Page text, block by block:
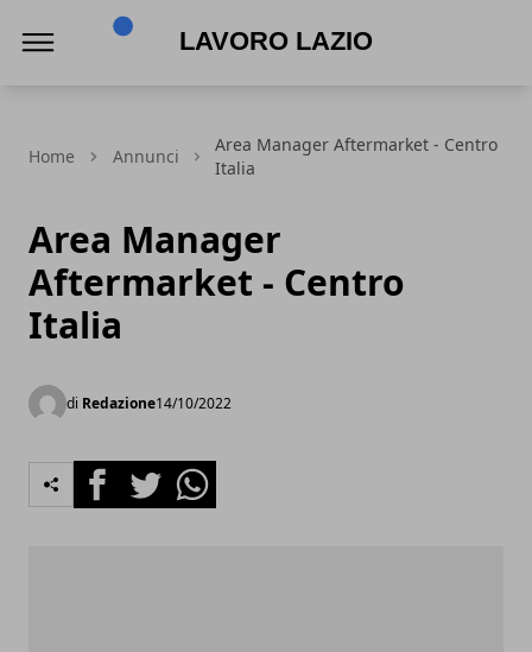
Home Annunci
Area Manager Aftermarket - Centro
Italia
Area Manager
Aftermarket - Centro
Italia
di Redazione14/10/2022
FacebookTwitterWhatsapp